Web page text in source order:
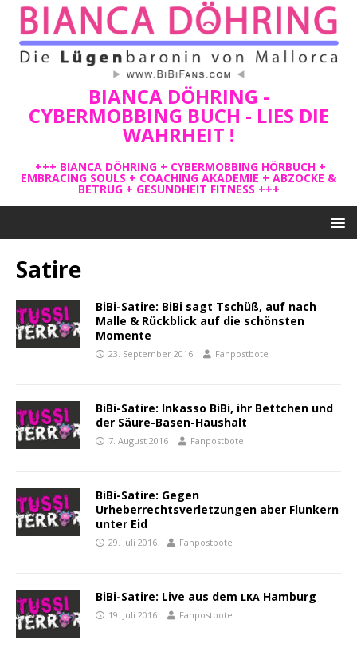
BIANCA DÖHRING -
CYBERMOBBING BUCH - LIES DIE
WAHRHEIT !
+++ BIANCA DÖHRING + CYBERMOBBING HÖRBUCH +
EMBRACING SOULS + COACHING AKADEMIE + ABZOCKE &
BETRUG + GESUNDHEIT FITNESS +++
Satire
BiBi-Satire: BiBi sagt Tschüß, auf nach
Malle & Rückblick auf die schönsten
Momente
23. September 2016 Fanpostbote
BiBi-Satire: Inkasso BiBi, ihr Bettchen und
der Säure-Basen-Haushalt
7. August 2016 Fanpostbote
BiBi-Satire: Gegen
Urheberrechtsverletzungen aber Flunkern
unter Eid
29. Juli 2016 Fanpostbote
BiBi-Satire: Live aus dem LKA Hamburg
19. Juli 2016 Fanpostbote